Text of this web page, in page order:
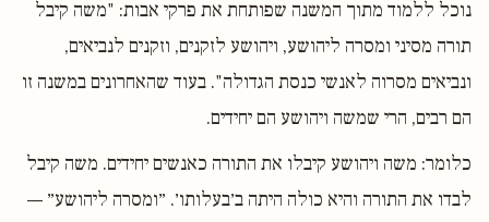
נוכל ללמוד מתוך המשנה שפותחת את פרקי אבות: "משה קיבל
תורה מסיני ומסרה ליהושע, ויהושע לזקנים, וזקנים לנביאים,
ונביאים מסרוה לאנשי כנסת הגדולה". בעוד שהאחרונים במשנה זו
הם רבים, הרי שמשה ויהושע הם יחידים.
כלומר: משה ויהושע קיבלו את התורה כאנשים יחידים. משה קיבל
לבדו את התורה והיא כולה היתה ב׳בעלותו׳. ״ומסרה ליהושע״ —